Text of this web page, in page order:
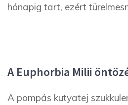
hónapig tart, ezért
A Euphorbia Milii
A pompás kutyatej